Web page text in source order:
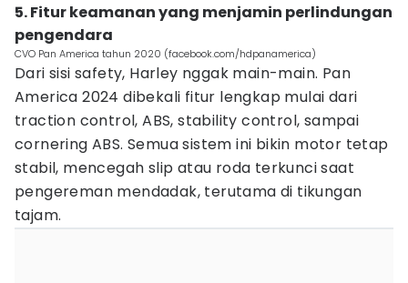
5. Fitur keamanan yang menjamin perlindungan
pengendara
CVO Pan America tahun 2020 (facebook.com/hdpanamerica)
Dari sisi safety, Harley nggak main-main. Pan
America 2024 dibekali fitur lengkap mulai dari
traction control, ABS, stability control, sampai
cornering ABS. Semua sistem ini bikin motor tetap
stabil, mencegah slip atau roda terkunci saat
pengereman mendadak, terutama di tikungan
tajam.